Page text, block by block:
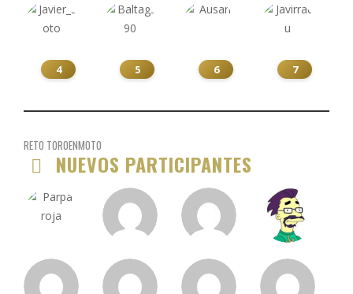
4 5 6 7
RETO TOROENMOTO
NUEVOS PARTICIPANTES